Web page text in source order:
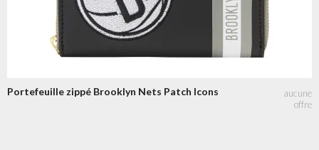
Portefeuille zippé Brooklyn Nets Patch Icons